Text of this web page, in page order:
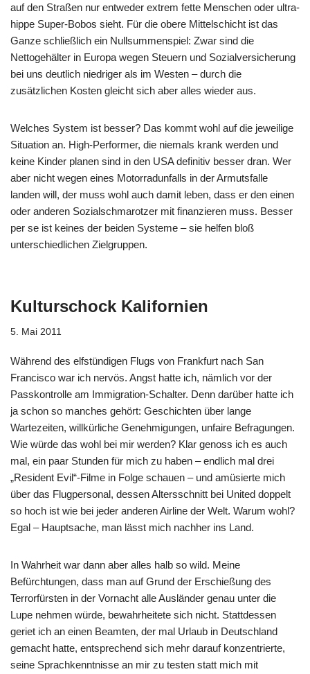
auf den Straßen nur entweder extrem fette Menschen oder ultra-
hippe Super-Bobos sieht. Für die obere Mittelschicht ist das
Ganze schließlich ein Nullsummenspiel: Zwar sind die
Nettogehälter in Europa wegen Steuern und Sozialversicherung
bei uns deutlich niedriger als im Westen – durch die
zusätzlichen Kosten gleicht sich aber alles wieder aus.
Welches System ist besser? Das kommt wohl auf die jeweilige
Situation an. High-Performer, die niemals krank werden und
keine Kinder planen sind in den USA definitiv besser dran. Wer
aber nicht wegen eines Motorradunfalls in der Armutsfalle
landen will, der muss wohl auch damit leben, dass er den einen
oder anderen Sozialschmarotzer mit finanzieren muss. Besser
per se ist keines der beiden Systeme – sie helfen bloß
unterschiedlichen Zielgruppen.
Kulturschock Kalifornien
5. Mai 2011
Während des elfstündigen Flugs von Frankfurt nach San
Francisco war ich nervös. Angst hatte ich, nämlich vor der
Passkontrolle am Immigration-Schalter. Denn darüber hatte ich
ja schon so manches gehört: Geschichten über lange
Wartezeiten, willkürliche Genehmigungen, unfaire Befragungen.
Wie würde das wohl bei mir werden? Klar genoss ich es auch
mal, ein paar Stunden für mich zu haben – endlich mal drei
„Resident Evil“-Filme in Folge schauen – und amüsierte mich
über das Flugpersonal, dessen Altersschnitt bei United doppelt
so hoch ist wie bei jeder anderen Airline der Welt. Warum wohl?
Egal – Hauptsache, man lässt mich nachher ins Land.
In Wahrheit war dann aber alles halb so wild. Meine
Befürchtungen, dass man auf Grund der Erschießung des
Terrorfürsten in der Vornacht alle Ausländer genau unter die
Lupe nehmen würde, bewahrheitete sich nicht. Stattdessen
geriet ich an einen Beamten, der mal Urlaub in Deutschland
gemacht hatte, entsprechend sich mehr darauf konzentrierte,
seine Sprachkenntnisse an mir zu testen statt mich mit